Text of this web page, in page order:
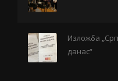
Изложба
данас“